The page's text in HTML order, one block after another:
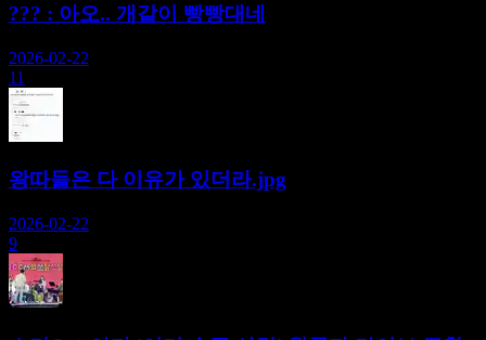
??? : 아오.. 개같이 빵빵대네
2026-02-22
11
왕따들은 다 이유가 있더라.jpg
2026-02-22
9